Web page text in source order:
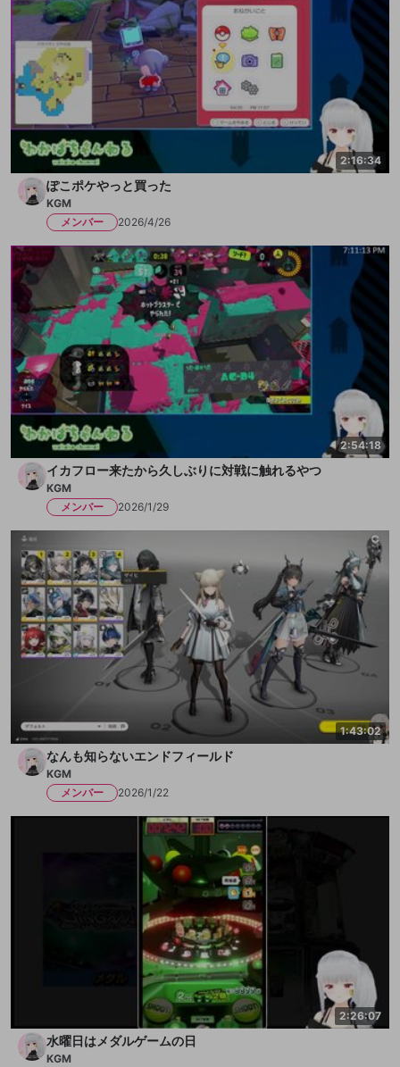
2:16:34
ぽこポケやっと買った
KGM
メンバー
2026/4/26
2:54:18
イカフロー来たから久しぶりに対戦に触れるやつ
KGM
メンバー
2026/1/29
1:43:02
なんも知らないエンドフィールド
KGM
メンバー
2026/1/22
2:26:07
水曜日はメダルゲームの日
KGM